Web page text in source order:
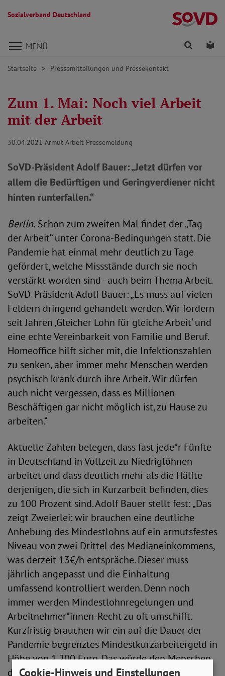
Sozialverband Deutschland
Direkt zu den Inhalten springen
MENÜ Finden
Startseite Pressemitteilungen und Pressekontakt
Zum 1. Mai: Noch viel Arbeit
mit der Arbeit
30.04.2021 Armut Arbeit Pressemeldung
SoVD-Präsident Adolf Bauer: „Jetzt dürfen vor
allem die Bedürftigen und Geringverdiener nicht
hinten runterfallen.“
Berlin. Schon zum zweiten Mal findet der „Tag
der Arbeit“ unter Corona-Bedingungen statt. Die
Pandemie hat einmal mehr deutlich zu Tage
gefördert, welche Missstände durch sie noch
verstärkt worden sind - auch beim Thema Arbeit.
SoVD-Präsident Adolf Bauer: „Es muss auf vielen
Feldern dringend gehandelt werden. Wir fordern
seit Jahren ‚Gleicher Lohn für gleiche Arbeit‘ und
eine echte Vereinbarkeit von Familie und Beruf.
Homeoffice hilft sicher mit, die Infektionszahlen
zu senken, aber immer mehr Menschen werden
psychisch krank durch ihre Arbeit. Wir dürfen
auch nicht vergessen, dass es Millionen
Beschäftigen gar nicht möglich ist, zu Hause zu
arbeiten.“
Aktuelle Zahlen belegen, dass fast jede*r Fünfte
in Deutschland in Vollzeit zu Niedriglöhnen
arbeitet und dass deutlich mehr als die Hälfte
derjenigen, die sich in Kurzarbeit befinden, dies
zu 100 Prozent sind. Adolf Bauer stellt fest: „Das
zeigt Zweierlei: wir brauchen eine deutliche
Anhebung des Mindestlohns auf ein armutsfestes
Niveau von zwei Drittel des Medianeinkommens,
was derzeit 13€/h entspräche. Dieser muss
jährlich angepasst und die Einhaltung
umfassend kontrolliert werden. Denn noch
immer werden Mindestlohnregelungen und
Arbeitnehmer*innen-Recht zu oft umschifft.
Kurzfristig brauchen wir ein auf die Dauer der
Pandemie begrenztes Mindestkurzarbeitergeld in
Höhe von 1.200 Euro. Das würde den Menschen,
die vom Lockdown besonders betroffen sind,
Cookie-Hinweis und Einstellungen